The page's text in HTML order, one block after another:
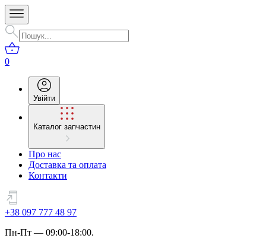
0
Увійти
Каталог запчастин
Про нас
Доставка та оплата
Контакти
+38 097 777 48 97
Пн-Пт — 09:00-18:00.